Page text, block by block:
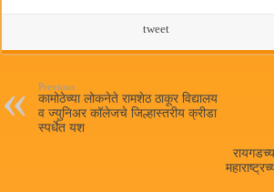
ts
pp
ail
tweet
Previous
कामोठेच्या लोकनेते रामशेठ ठाकूर विद्यालय
व ज्युनिअर कॉलेजचे जिल्हास्तरीय क्रीडा
स्पर्धेत यश